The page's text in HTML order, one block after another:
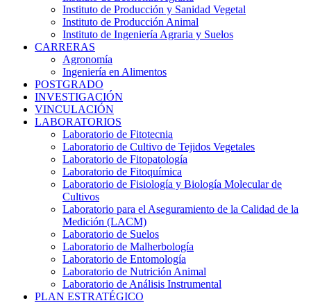
Instituto de Producción y Sanidad Vegetal
Instituto de Producción Animal
Instituto de Ingeniería Agraria y Suelos
CARRERAS
Agronomía
Ingeniería en Alimentos
POSTGRADO
INVESTIGACIÓN
VINCULACIÓN
LABORATORIOS
Laboratorio de Fitotecnia
Laboratorio de Cultivo de Tejidos Vegetales
Laboratorio de Fitopatología
Laboratorio de Fitoquímica
Laboratorio de Fisiología y Biología Molecular de
Cultivos
Laboratorio para el Aseguramiento de la Calidad de la
Medición (LACM)
Laboratorio de Suelos
Laboratorio de Malherbología
Laboratorio de Entomología
Laboratorio de Nutrición Animal
Laboratorio de Análisis Instrumental
PLAN ESTRATÉGICO